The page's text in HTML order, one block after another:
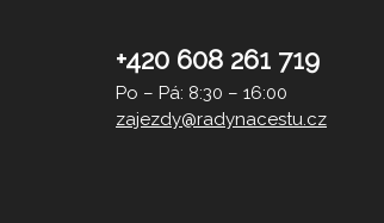
+420 608 261 719
Po – Pá: 8:30 – 16:00
zajezdy@radynacestu.cz